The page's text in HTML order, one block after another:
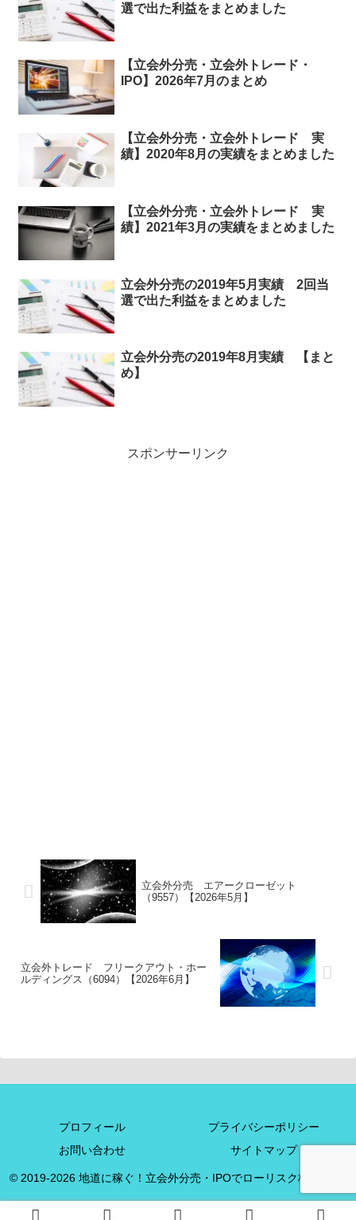
選で出た利益をまとめました
【立会外分売・立会外トレード・
IPO】2026年7月のまとめ
【立会外分売・立会外トレード 実
績】2020年8月の実績をまとめました
【立会外分売・立会外トレード 実
績】2021年3月の実績をまとめました
立会外分売の2019年5月実績 2回当
選で出た利益をまとめました
立会外分売の2019年8月実績 【まと
め】
スポンサーリンク
立会外分売 エアークローゼット
（9557）【2026年5月】
立会外トレード フリークアウト・ホー
ルディングス（6094）【2026年6月】
プロフィール
プライバシーポリシー
お問い合わせ
サイトマップ
© 2019-2026 地道に稼ぐ！立会外分売・IPOでローリスク株投資+α.